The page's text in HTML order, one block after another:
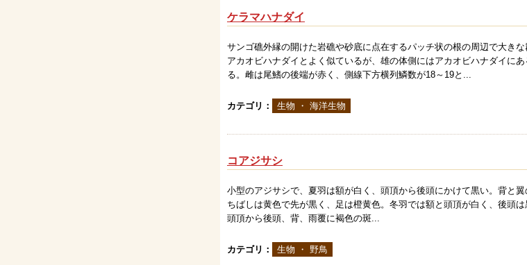
ケラマハナダイ
サンゴ礁外縁の開けた岩礁や砂底に点在するパッチ状の根の周辺で大きな
アカオビハナダイとよく似ているが、雄の体側にはアカオビハナダイに
る。雌は尾鰭の後端が赤く、側線下方横列鱗数が18～19と...
カテゴリ： 生物 ・ 海洋生物
コアジサシ
小型のアジサシで、夏羽は額が白く、頭頂から後頭にかけて黒い。背と
ちばしは黄色で先が黒く、足は橙黄色。冬羽では額と頭頂が白く、後頭
頭頂から後頭、背、雨覆に褐色の斑...
カテゴリ： 生物 ・ 野鳥